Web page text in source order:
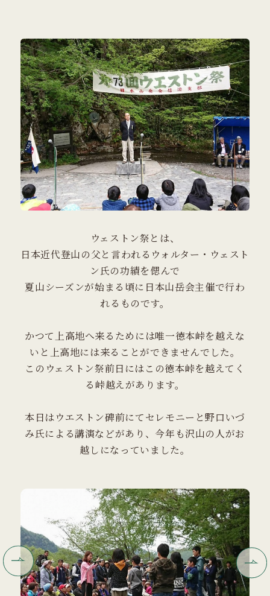
ウェストン祭とは、
日本近代登山の父と言われるウォルター・ウェスト
ン氏の功績を偲んで
夏山シーズンが始まる頃に日本山岳会主催で行わ
れるものです。
かつて上高地へ来るためには唯一徳本峠を越えな
いと上高地には来ることができませんでした。
このウェストン祭前日にはこの徳本峠を越えてく
る峠越えがあります。
本日はウエストン碑前にてセレモニーと野口いづ
み氏による講演などがあり、今年も沢山の人がお
越しになっていました。